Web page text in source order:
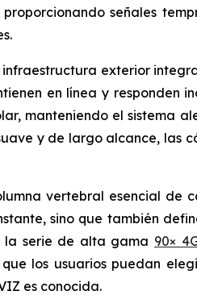
señales
exterior
en línea y responden
manteniendo el sistema
y de largo alcance, las
vertebral esencial de
sino que también
serie de alta gama 90×
los usuarios puedan
es conocida.